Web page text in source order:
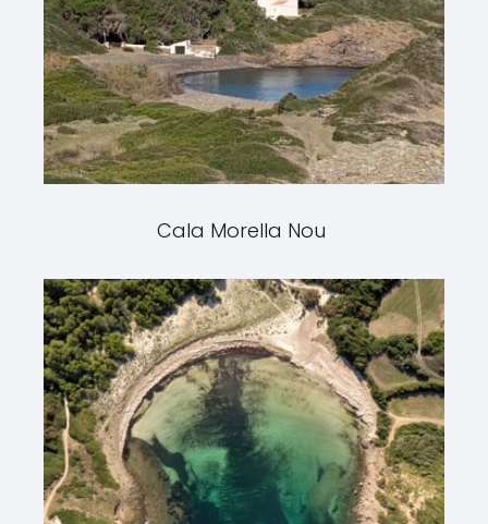
Cala Morella Nou